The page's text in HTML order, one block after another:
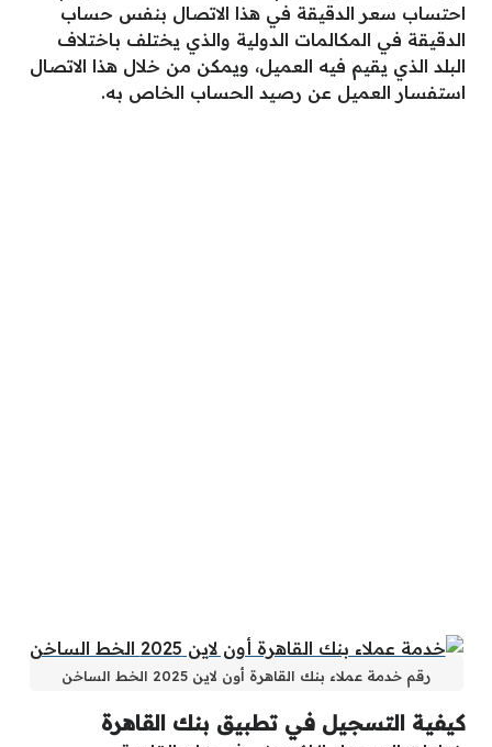
احتساب سعر الدقيقة في هذا الاتصال بنفس حساب
الدقيقة في المكالمات الدولية والذي يختلف باختلاف
البلد الذي يقيم فيه العميل، ويمكن من خلال هذا الاتصال
استفسار العميل عن رصيد الحساب الخاص به.
رقم خدمة عملاء بنك القاهرة أون لاين 2025 الخط الساخن
كيفية التسجيل في تطبيق بنك القاهرة